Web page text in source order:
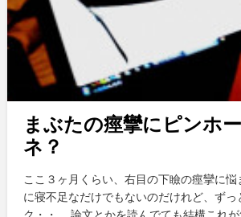
まぶたの痙攣にピンホ
ネ？
ここ３ヶ月くらい、右目の下瞼の痙攣に
に寝不足なだけでもないのだけれど、ず